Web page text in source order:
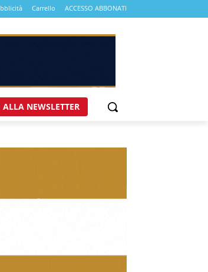
Carrello ACCESSO ABBONATI
NEWSLETTER